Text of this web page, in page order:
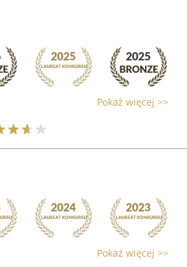
Pokaż więcej >>
Pokaż więcej >>